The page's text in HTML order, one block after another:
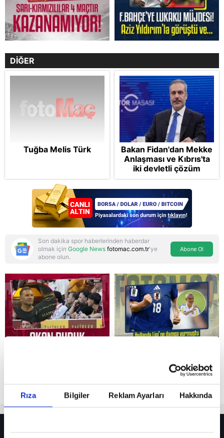
Rıza Bilgiler Reklam Ayarları Hakkında
Reddet
DİĞER
Tuğba Melis Türk
Bakan Fidan'dan Mekke
Anlaşması ve Kıbrıs'ta
iki devletli çözüm
mesajı: Bize
saldırmayan hiçbir ülke
hedefimizde değil
Son dakika spor haberlerinden haberdar
olmak için Google News fotomac.com.tr'ye
abone olun.
Abone Ol